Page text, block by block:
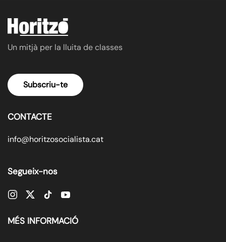
Un mitjà per la lluita de classes
Subscriu-te
CONTACTE
info@horitzosocialista.cat
Segueix-nos
MÉS INFORMACIÓ